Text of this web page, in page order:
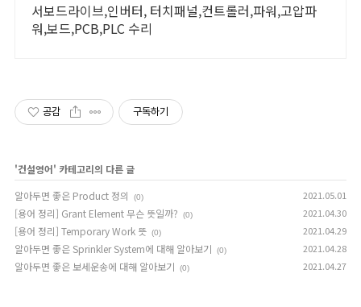
서보드라이브,인버터, 터치패널,컨트롤러,파워,고압파
워,보드,PCB,PLC 수리
공감 구독하기
'건설영어' 카테고리의 다른 글
알아두면 좋은 Product 정의
(0) 2021.05.01
[용어 정리] Grant Element 무슨 뜻일까? (0) 2021.04.30
[용어 정리] Temporary Work 뜻 (0) 2021.04.29
알아두면 좋은 Sprinkler System에 대해 알아보기 (0) 2021.04.28
알아두면 좋은 보세운송에 대해 알아보기 (0) 2021.04.27